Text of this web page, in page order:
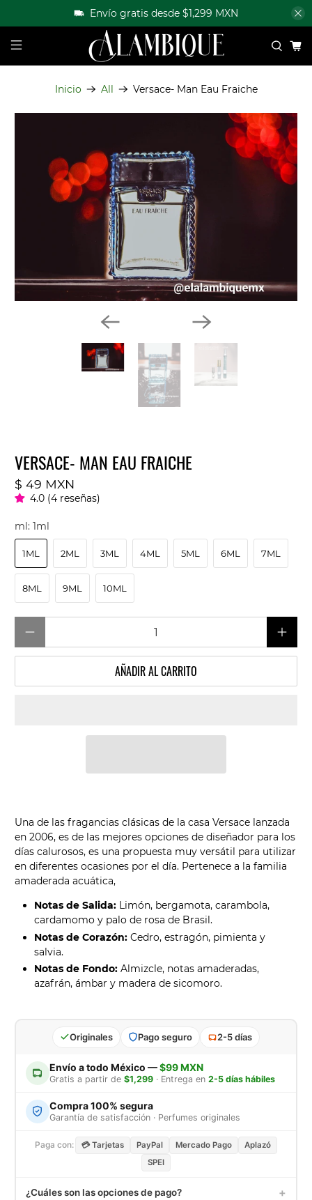
Envío gratis desde $1,299 MXN
Inicio All Versace- Man Eau Fraiche
VERSACE- MAN EAU FRAICHE
$ 49 MXN
4.0 (4 reseñas)
ml:1ml
1ML 2ML 3ML 4ML 5ML 6ML 7ML
8ML 9ML 10ML
AÑADIR AL CARRITO
Una de las fragancias clásicas de la casa Versace lanzada
en 2006, es de las mejores opciones de diseñador para los
días calurosos, es una propuesta muy versátil para utilizar
en diferentes ocasiones por el día. Pertenece a la familia
amaderada acuática,
Notas de Salida: Limón, bergamota, carambola,
cardamomo y palo de rosa de Brasil.
Notas de Corazón:Cedro, estragón, pimienta y
salvia.
Notas de Fondo:Almizcle, notas amaderadas,
azafrán, ámbar y madera de sicomoro.
Originales Pago seguro 2-5 días
Envío a todo México —$99 MXN
Gratis a partir de $1,299· Entrega en 2-5 días hábiles
Compra 100% segura
Garantía de satisfacción · Perfumes originales
Paga con: 💳 Tarjetas PayPal Mercado Pago
Aplazó
SPEI
¿Cuáles son las opciones de pago? +